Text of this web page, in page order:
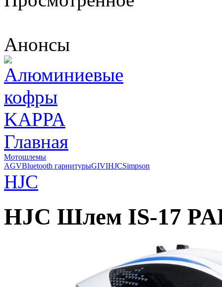
Анонсы
Главная
Мотошлемы
AGVBluetooth гарнитурыGIVIHJCSimpson
HJC
HJC Шлем IS-17